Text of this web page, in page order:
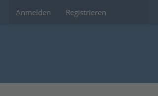
Anmelden Registrieren